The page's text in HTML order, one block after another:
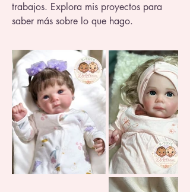
trabajos. Explora mis proyectos para
saber más sobre lo que hago.